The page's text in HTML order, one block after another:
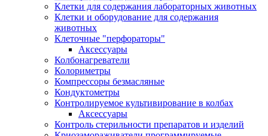
Клетки для содержания лабораторных животных
Клетки и оборудование для содержания
животных
Клеточные "перфораторы"
Аксессуары
Колбонагреватели
Колориметры
Компрессоры безмасляные
Кондуктометры
Контролируемое культивирование в колбах
Аксессуары
Контроль стерильности препаратов и изделий